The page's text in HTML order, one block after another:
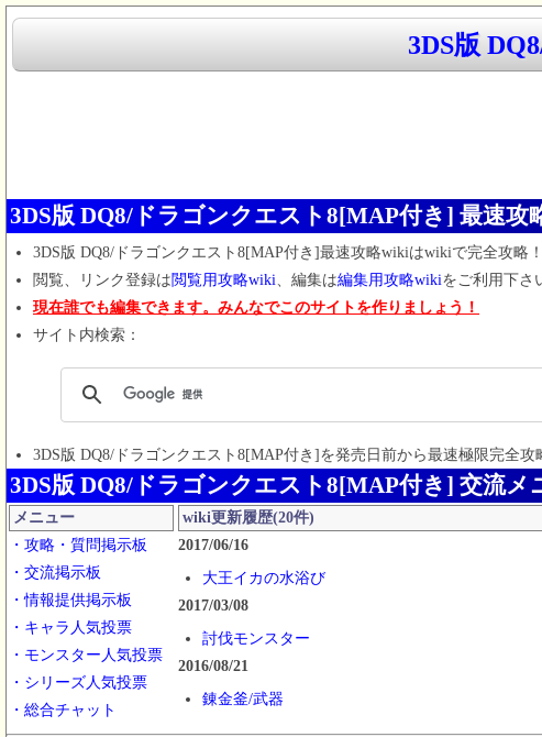
3DS版
3DS版 DQ8/ドラゴンクエスト8[MAP付き] 最速攻
3DS版 DQ8/ドラゴンクエスト8[MAP付き]最速攻略wikiはwikiで完全攻略！
閲覧、リンク登録は閲覧用攻略wiki、編集は編集用攻略wikiをご利用下さ
現在誰でも編集できます。みんなでこのサイトを作りましょう！
サイト内検索：
3DS版 DQ8/ドラゴンクエスト8[MAP付き] を発売日前から最速極限完全攻
3DS版 DQ8/ドラゴンクエスト8[MAP付き] 交流メ
メニュー
・攻略・質問掲示板
・交流掲示板
・情報提供掲示板
・キャラ人気投票
・モンスター人気投票
・シリーズ人気投票
・総合チャット
wiki更新履歴(20件)
2017/06/16
大王イカの水浴び
2017/03/08
討伐モンスター
2016/08/21
錬金釜/武器